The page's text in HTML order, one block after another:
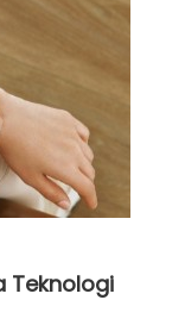
Teknologi